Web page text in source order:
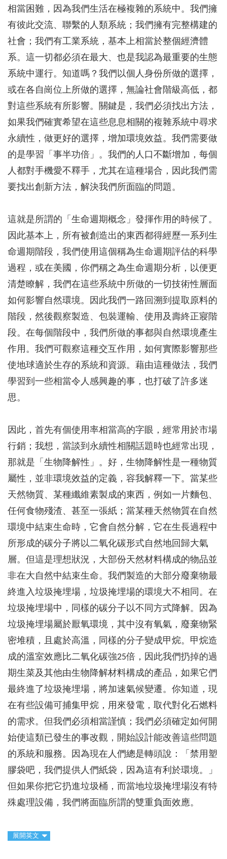
相當困難，因為我們生活在極複雜的系統中。我們擁
有彼此交流、聯繫的人類系統；我們擁有完整構建的
社會；我們有工業系統，基本上相當於整個經濟體
系。這一切都必須在最大、也是我認為最重要的生態
系統中運行。知道嗎？我們以個人身份所做的選擇，
或在各自崗位上所做的選擇，無論社會階級高低，都
對這些系統有所影響。關鍵是，我們必須找出方法，
如果我們確實希望在這些息息相關的複雜系統中尋求
永續性，做更好的選擇，增加環境效益。我們需要做
的是學習「事半功倍」。我們的人口不斷增加，每個
人都對手機愛不釋手，尤其在這種場合，因此我們需
要找出創新方法，解決我們所面臨的問題。
這就是所謂的「生命週期概念」發揮作用的時候了。
因此基本上，所有被創造出的東西都得經歷一系列生
命週期階段，我們使用這個稱為生命週期評估的科學
過程，或在美國，你們稱之為生命週期分析，以便更
清楚瞭解，我們在這些系統中所做的一切技術性層面
如何影響自然環境。因此我們一路回溯到提取原料的
階段，然後觀察製造、包裝運輸、使用及壽終正寢階
段。在每個階段中，我們所做的事都與自然環境產生
作用。我們可觀察這種交互作用，如何實際影響那些
使地球適於生存的系統和資源。藉由這種做法，我們
學習到一些相當令人感興趣的事，也打破了許多迷
思。
因此，首先有個使用率相當高的字眼，經常用於市場
行銷；我想，當談到永續性相關話題時也經常出現，
那就是「生物降解性」。好，生物降解性是一種物質
屬性，並非環境效益的定義，容我解釋一下。當某些
天然物質、某種纖維素製成的東西，例如一片麵包、
任何食物殘渣、甚至一張紙；當某種天然物質在自然
環境中結束生命時，它會自然分解，它在生長過程中
所形成的碳分子將以二氧化碳形式自然地回歸大氣
層。但這是理想狀況，大部份天然材料構成的物品並
非在大自然中結束生命。我們製造的大部分廢棄物最
終進入垃圾掩埋場，垃圾掩埋場的環境大不相同。在
垃圾掩埋場中，同樣的碳分子以不同方式降解。因為
垃圾掩埋場屬於厭氧環境，其中沒有氧氣，廢棄物緊
密堆積，且處於高溫，同樣的分子變成甲烷。甲烷造
成的溫室效應比二氧化碳強25倍，因此我們扔掉的過
期生菜及其他由生物降解材料構成的產品，如果它們
最終進了垃圾掩埋場，將加速氣候變遷。你知道，現
在有些設備可捕集甲烷，用來發電，取代對化石燃料
的需求。但我們必須相當謹慎；我們必須確定如何開
始使這類已發生的事改觀，開始設計能改善這些問題
的系統和服務。因為現在人們總是轉頭說：「禁用塑
膠袋吧，我們提供人們紙袋，因為這有利於環境。」
但如果你把它扔進垃圾桶，而當地垃圾掩埋場沒有特
殊處理設備，我們將面臨所謂的雙重負面效應。
展開英文